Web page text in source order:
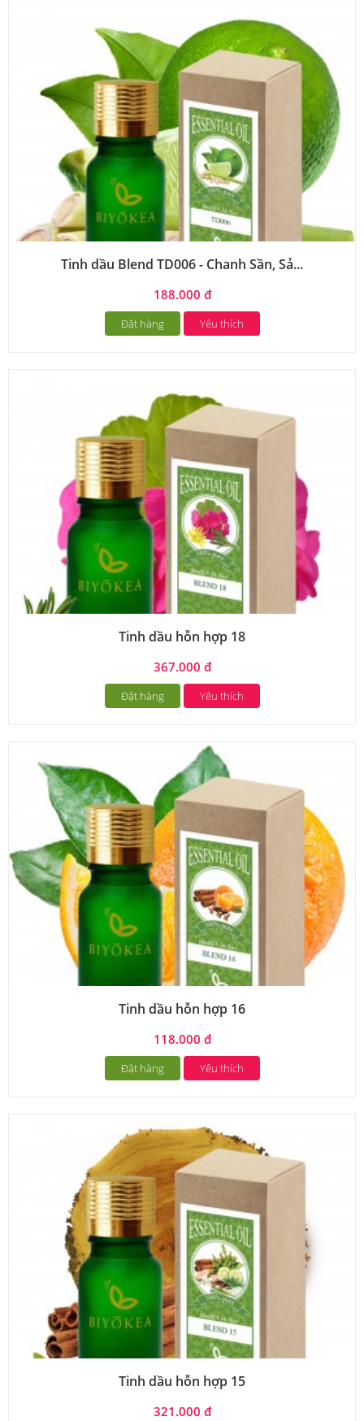
Tinh dầu Blend TD006 - Chanh Sần, Sả...
188.000 đ
Đặt hàng Yêu thích
Tinh dầu hỗn hợp 18
367.000 đ
Đặt hàng Yêu thích
Tinh dầu hỗn hợp 16
118.000 đ
Đặt hàng Yêu thích
Tinh dầu hỗn hợp 15
321.000 đ